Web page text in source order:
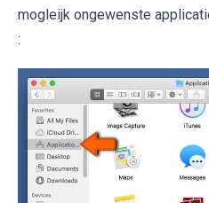
mogleijk ongewenste
: